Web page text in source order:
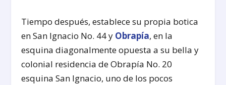
Tiempo después, establece su propia botica
en San Ignacio No. 44 y Obrapía, en la
esquina diagonalmente opuesta a su bella y
colonial residencia de Obrapía No. 20
esquina San Ignacio, uno de los pocos